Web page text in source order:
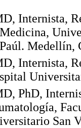
Internista,
Medellín,
Internista,
PhD,
San